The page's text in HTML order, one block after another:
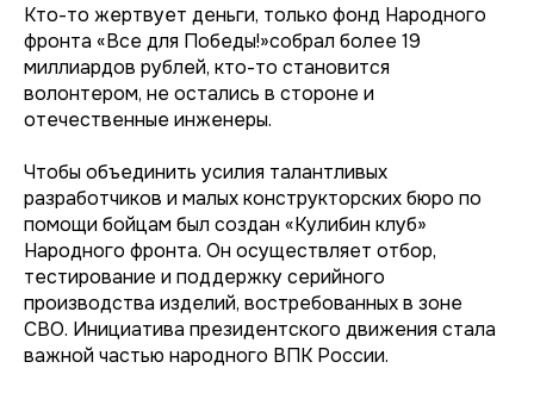
Кто-то жертвует деньги, только фонд Народного
фронта «Все для Победы!»собрал более 19
миллиардов рублей, кто-то становится
волонтером, не остались в стороне и
отечественные инженеры.
Чтобы объединить усилия талантливых
разработчиков и малых конструкторских бюро по
помощи бойцам был создан «Кулибин клуб»
Народного фронта. Он осуществляет отбор,
тестирование и поддержку серийного
производства изделий, востребованных в зоне
СВО. Инициатива президентского движения стала
важной частью народного ВПК России.